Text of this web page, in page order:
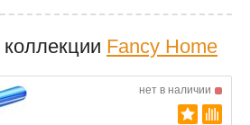
Fancy Home
нет в наличии